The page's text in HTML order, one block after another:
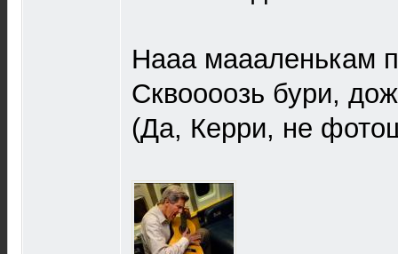
Нааа маааленькам
Сквоооозь бури,
(Да, Керри, не